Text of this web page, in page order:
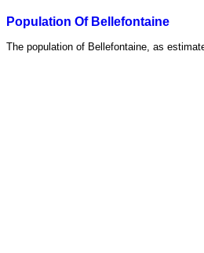
Population Of Bellefontaine
The population of Bellefontaine, as